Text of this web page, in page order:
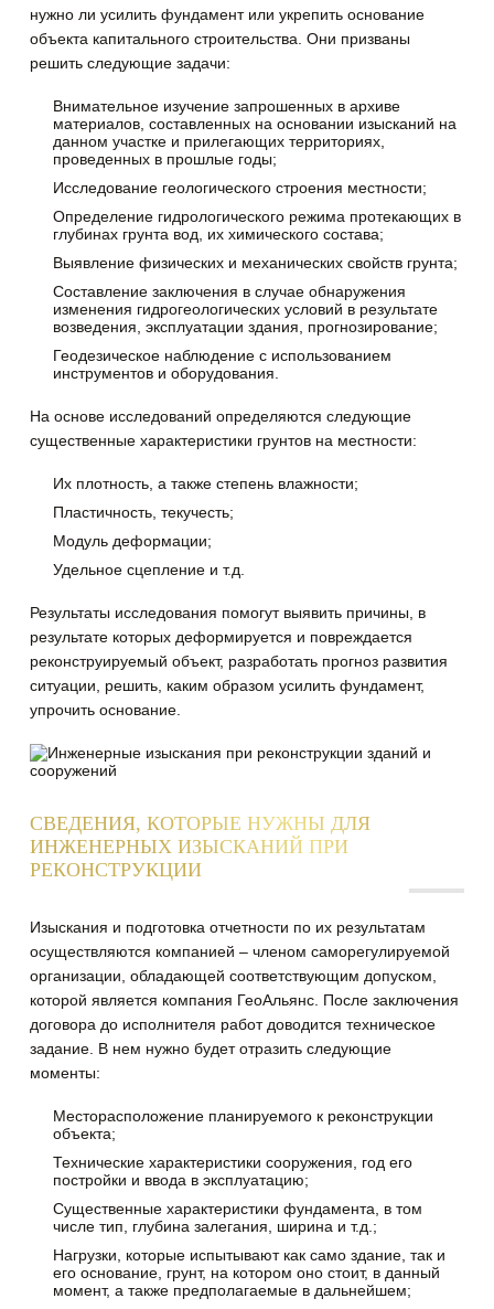
нужно ли усилить фундамент или укрепить основание
объекта капитального строительства. Они призваны
решить следующие задачи:
Внимательное изучение запрошенных в архиве
материалов, составленных на основании изысканий на
данном участке и прилегающих территориях,
проведенных в прошлые годы;
Исследование геологического строения местности;
Определение гидрологического режима протекающих в
глубинах грунта вод, их химического состава;
Выявление физических и механических свойств грунта;
Составление заключения в случае обнаружения
изменения гидрогеологических условий в результате
возведения, эксплуатации здания, прогнозирование;
Геодезическое наблюдение с использованием
инструментов и оборудования.
На основе исследований определяются следующие
существенные характеристики грунтов на местности:
Их плотность, а также степень влажности;
Пластичность, текучесть;
Модуль деформации;
Удельное сцепление и т.д.
Результаты исследования помогут выявить причины, в
результате которых деформируется и повреждается
реконструируемый объект, разработать прогноз развития
ситуации, решить, каким образом усилить фундамент,
упрочить основание.
СВЕДЕНИЯ, КОТОРЫЕ НУЖНЫ ДЛЯ
ИНЖЕНЕРНЫХ ИЗЫСКАНИЙ ПРИ
РЕКОНСТРУКЦИИ
Изыскания и подготовка отчетности по их результатам
осуществляются компанией – членом саморегулируемой
организации, обладающей соответствующим допуском,
которой является компания ГеоАльянс. После заключения
договора до исполнителя работ доводится техническое
задание. В нем нужно будет отразить следующие
моменты:
Месторасположение планируемого к реконструкции
объекта;
Технические характеристики сооружения, год его
постройки и ввода в эксплуатацию;
Существенные характеристики фундамента, в том
числе тип, глубина залегания, ширина и т.д.;
Нагрузки, которые испытывают как само здание, так и
его основание, грунт, на котором оно стоит, в данный
момент, а также предполагаемые в дальнейшем;